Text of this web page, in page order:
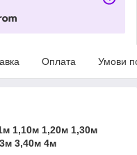
Оплата Умови
1,10м 1,20м 1,30м
3,40м 4м